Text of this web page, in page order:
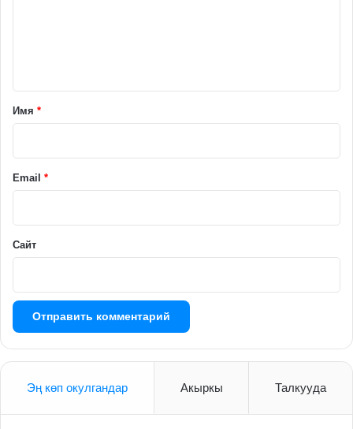
а
р
й
Имя *
Email *
Сайт
Эң көп окулгандар Акыркы Талкууда